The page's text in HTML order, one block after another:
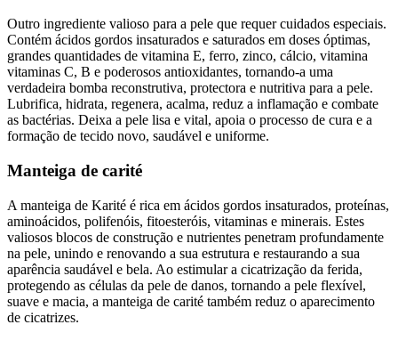
Outro ingrediente valioso para a pele que requer cuidados especiais.
Contém ácidos gordos insaturados e saturados em doses óptimas,
grandes quantidades de vitamina E, ferro, zinco, cálcio, vitamina
vitaminas C, B e poderosos antioxidantes, tornando-a uma
verdadeira bomba reconstrutiva, protectora e nutritiva para a pele.
Lubrifica, hidrata, regenera, acalma, reduz a inflamação e combate
as bactérias. Deixa a pele lisa e vital, apoia o processo de cura e a
formação de tecido novo, saudável e uniforme.
Manteiga de carité
A manteiga de Karité é rica em ácidos gordos insaturados, proteínas,
aminoácidos, polifenóis, fitoesteróis, vitaminas e minerais. Estes
valiosos blocos de construção e nutrientes penetram profundamente
na pele, unindo e renovando a sua estrutura e restaurando a sua
aparência saudável e bela. Ao estimular a cicatrização da ferida,
protegendo as células da pele de danos, tornando a pele flexível,
suave e macia, a manteiga de carité também reduz o aparecimento
de cicatrizes.